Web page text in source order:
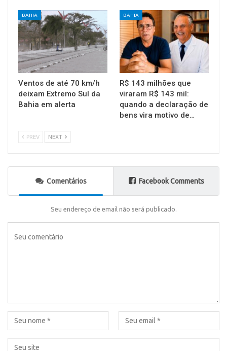
BAHIA
Ventos de até 70 km/h
deixam Extremo Sul da
Bahia em alerta
BAHIA
R$ 143 milhões que
viraram R$ 143 mil:
quando a declaração de
bens vira motivo de…
PREV NEXT
Comentários Facebook Comments
Seu endereço de email não será publicado.